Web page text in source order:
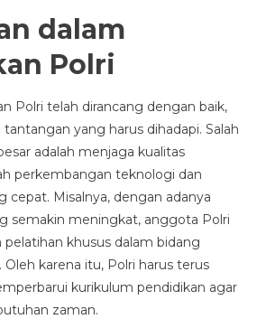
dalam
Polri
Polri telah dirancang dengan baik,
yang harus dihadapi. Salah
adalah menjaga kualitas
perkembangan teknologi dan
cepat. Misalnya, dengan adanya
semakin meningkat, anggota Polri
khusus dalam bidang
karena itu, Polri harus terus
kurikulum pendidikan agar
zaman.